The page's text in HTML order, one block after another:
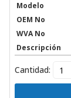
Modelo
OEM No
WVA No
Descripción
Cantidad: